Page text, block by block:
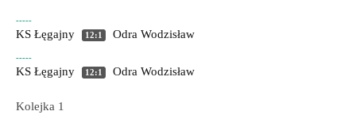
-----
KS Łęgajny 12:1 Odra Wodzisław
-----
KS Łęgajny 12:1 Odra Wodzisław
Kolejka 1